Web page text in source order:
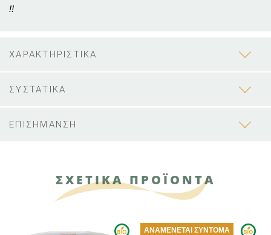
!!
ΧΑΡΑΚΤΗΡΙΣΤΙΚΑ
ΣΥΣΤΑΤΙΚΑ
ΕΠΙΣΗΜΑΝΣΗ
ΣΧΕΤΙΚΑ ΠΡΟΪΟΝΤΑ
ΑΝΑΜΈΝΕΤΑΙ ΣΎΝΤΟΜΑ